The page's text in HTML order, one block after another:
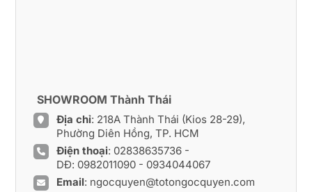
SHOWROOM Thành Thái
Địa chỉ: 218A Thành Thái (Kios 28-29),
Phường Diên Hồng, TP. HCM
Điện thoại: 02838635736 -
DĐ: 0982011090- 0934044067
Email: ngocquyen@totongocquyen.com